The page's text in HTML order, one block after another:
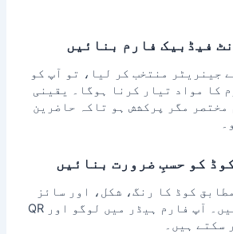
جینریٹر منتخب کر لیا، تو آپ کو
کا مواد تیار کرنا ہوگا۔ یقینی
مختصر مگر پرکشش ہو تاکہ حاضرین
کوڈ کا رنگ، شکل، اور سائز
حسبِ ضرورت بنائیں۔ آپ فارم ہیڈر میں لوگو اور QR
سکتے ہیں۔